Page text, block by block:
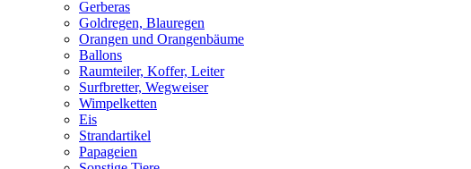
Gerberas
Goldregen, Blauregen
Orangen und Orangenbäume
Ballons
Raumteiler, Koffer, Leiter
Surfbretter, Wegweiser
Wimpelketten
Eis
Strandartikel
Papageien